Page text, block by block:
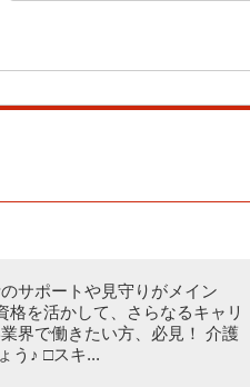
サポートや見守りがメイン
格を活かして、さらなるキャリ
界で働きたい方、必見！ 介護
う♪ □スキ...